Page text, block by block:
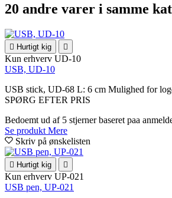
20 andre varer i samme
 Hurtigt kig 
Kun erhverv UD-10
USB, UD-10
USB stick, UD-68 L: 6 cm Mulighed for
SPØRG EFTER PRIS
Bedoemt ud af 5 stjerner baseret paa
Se produkt Mere
Skriv på ønskelisten
 Hurtigt kig 
Kun erhverv UP-021
USB pen, UP-021